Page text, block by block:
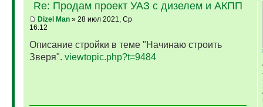
Re: Продам проект УАЗ с дизелем и АКПП
Dizel Man» 28 июл 2021, Ср
16:12
Описание стройки в теме "Начинаю строить
Зверя". viewtopic.php?t=9484